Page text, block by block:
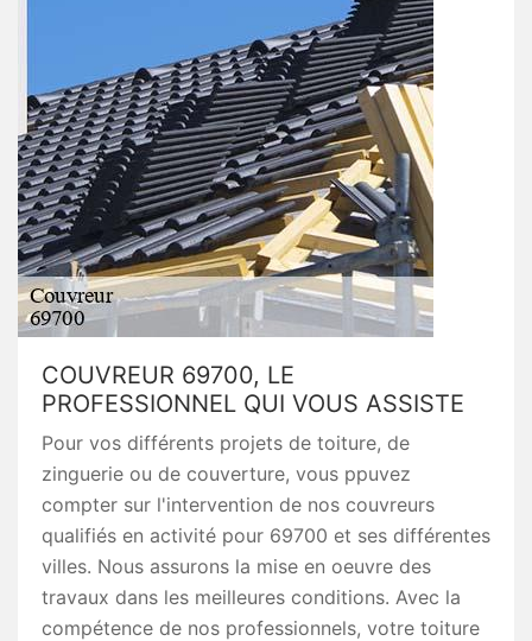
COUVREUR 69700, LE
PROFESSIONNEL QUI VOUS ASSISTE
Pour vos différents projets de toiture, de
zinguerie ou de couverture, vous ppuvez
compter sur l'intervention de nos couvreurs
qualifiés en activité pour 69700 et ses différentes
villes. Nous assurons la mise en oeuvre des
travaux dans les meilleures conditions. Avec la
compétence de nos professionnels, votre toiture